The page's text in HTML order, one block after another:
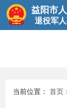
益阳市
退役军
当前位置：首页